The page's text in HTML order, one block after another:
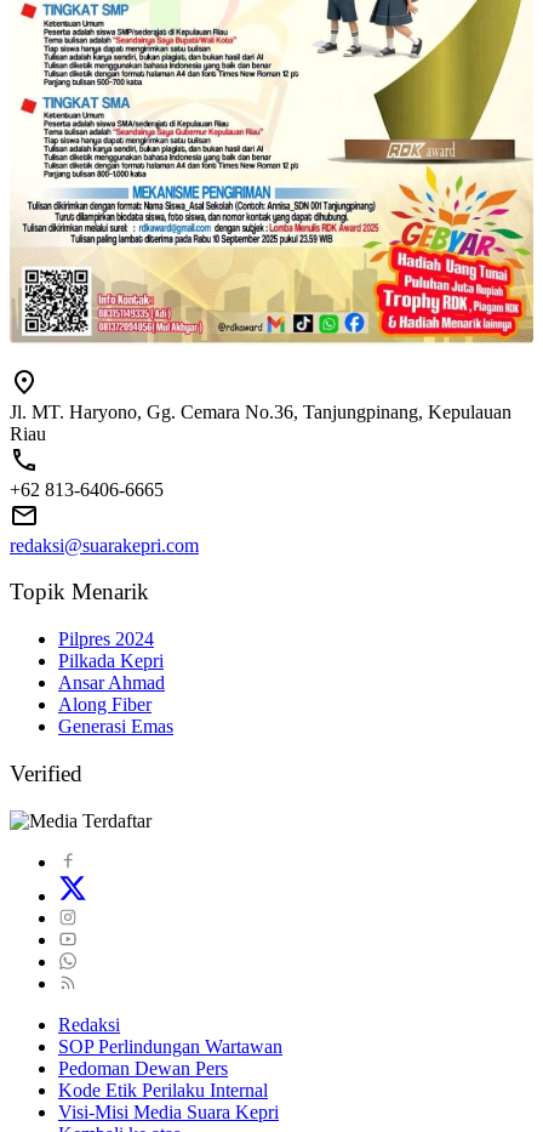
Jl. MT. Haryono, Gg. Cemara No.36, Tanjungpinang, Kepulauan
Riau
+62 813-6406-6665
redaksi@suarakepri.com
Topik Menarik
Pilpres 2024
Pilkada Kepri
Ansar Ahmad
Along Fiber
Generasi Emas
Verified
Redaksi
SOP Perlindungan Wartawan
Pedoman Dewan Pers
Kode Etik Perilaku Internal
Visi-Misi Media Suara Kepri